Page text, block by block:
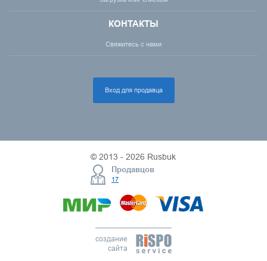
КОНТАКТЫ
Свяжитесь с нами
Вход для продавца
© 2013 - 2026 Rusbuk
Продавцов
17
создание
сайта